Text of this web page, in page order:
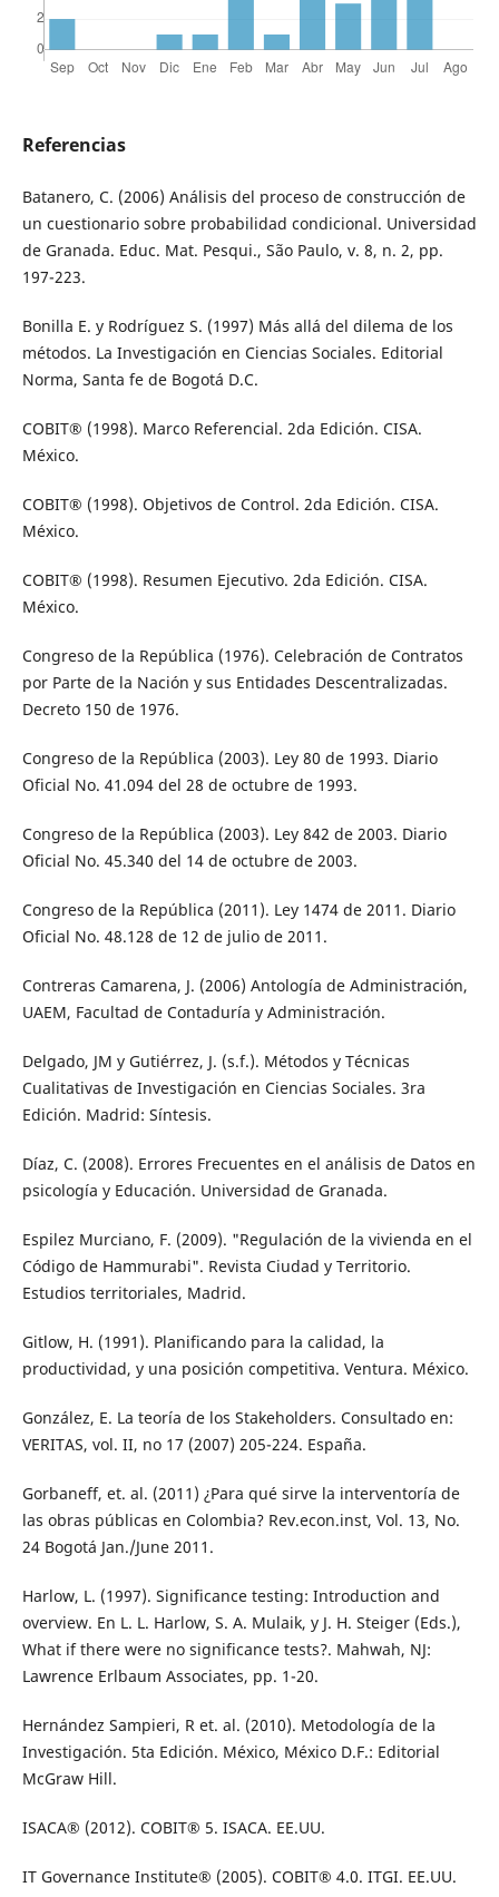
Referencias
Batanero, C. (2006) Análisis del proceso de construcción de
un cuestionario sobre probabilidad condicional. Universidad
de Granada. Educ. Mat. Pesqui., São Paulo, v. 8, n. 2, pp.
197-223.
Bonilla E. y Rodríguez S. (1997) Más allá del dilema de los
métodos. La Investigación en Ciencias Sociales. Editorial
Norma, Santa fe de Bogotá D.C.
COBIT® (1998). Marco Referencial. 2da Edición. CISA.
México.
COBIT® (1998). Objetivos de Control. 2da Edición. CISA.
México.
COBIT® (1998). Resumen Ejecutivo. 2da Edición. CISA.
México.
Congreso de la República (1976). Celebración de Contratos
por Parte de la Nación y sus Entidades Descentralizadas.
Decreto 150 de 1976.
Congreso de la República (2003). Ley 80 de 1993. Diario
Oficial No. 41.094 del 28 de octubre de 1993.
Congreso de la República (2003). Ley 842 de 2003. Diario
Oficial No. 45.340 del 14 de octubre de 2003.
Congreso de la República (2011). Ley 1474 de 2011. Diario
Oficial No. 48.128 de 12 de julio de 2011.
Contreras Camarena, J. (2006) Antología de Administración,
UAEM, Facultad de Contaduría y Administración.
Delgado, JM y Gutiérrez, J. (s.f.). Métodos y Técnicas
Cualitativas de Investigación en Ciencias Sociales. 3ra
Edición. Madrid: Síntesis.
Díaz, C. (2008). Errores Frecuentes en el análisis de Datos en
psicología y Educación. Universidad de Granada.
Espilez Murciano, F. (2009). "Regulación de la vivienda en el
Código de Hammurabi". Revista Ciudad y Territorio.
Estudios territoriales, Madrid.
Gitlow, H. (1991). Planificando para la calidad, la
productividad, y una posición competitiva. Ventura. México.
González, E. La teoría de los Stakeholders. Consultado en:
VERITAS, vol. II, no 17 (2007) 205-224. España.
Gorbaneff, et. al. (2011) ¿Para qué sirve la interventoría de
las obras públicas en Colombia? Rev.econ.inst, Vol. 13, No.
24 Bogotá Jan./June 2011.
Harlow, L. (1997). Significance testing: Introduction and
overview. En L. L. Harlow, S. A. Mulaik, y J. H. Steiger (Eds.),
What if there were no significance tests?. Mahwah, NJ:
Lawrence Erlbaum Associates, pp. 1-20.
Hernández Sampieri, R et. al. (2010). Metodología de la
Investigación. 5ta Edición. México, México D.F.: Editorial
McGraw Hill.
ISACA® (2012). COBIT® 5. ISACA. EE.UU.
IT Governance Institute® (2005). COBIT® 4.0. ITGI. EE.UU.